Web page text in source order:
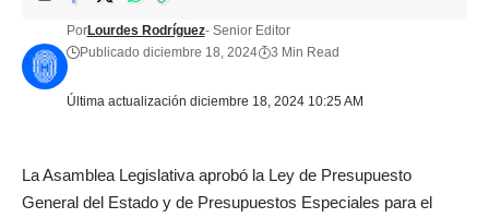
Última actualización diciembre 18, 2024 10:25 AM
PorLourdes Rodríguez- Senior Editor
Publicado diciembre 18, 2024
3 Min Read
La Asamblea Legislativa aprobó la Ley de Presupuesto
General del Estado y de Presupuestos Especiales para el